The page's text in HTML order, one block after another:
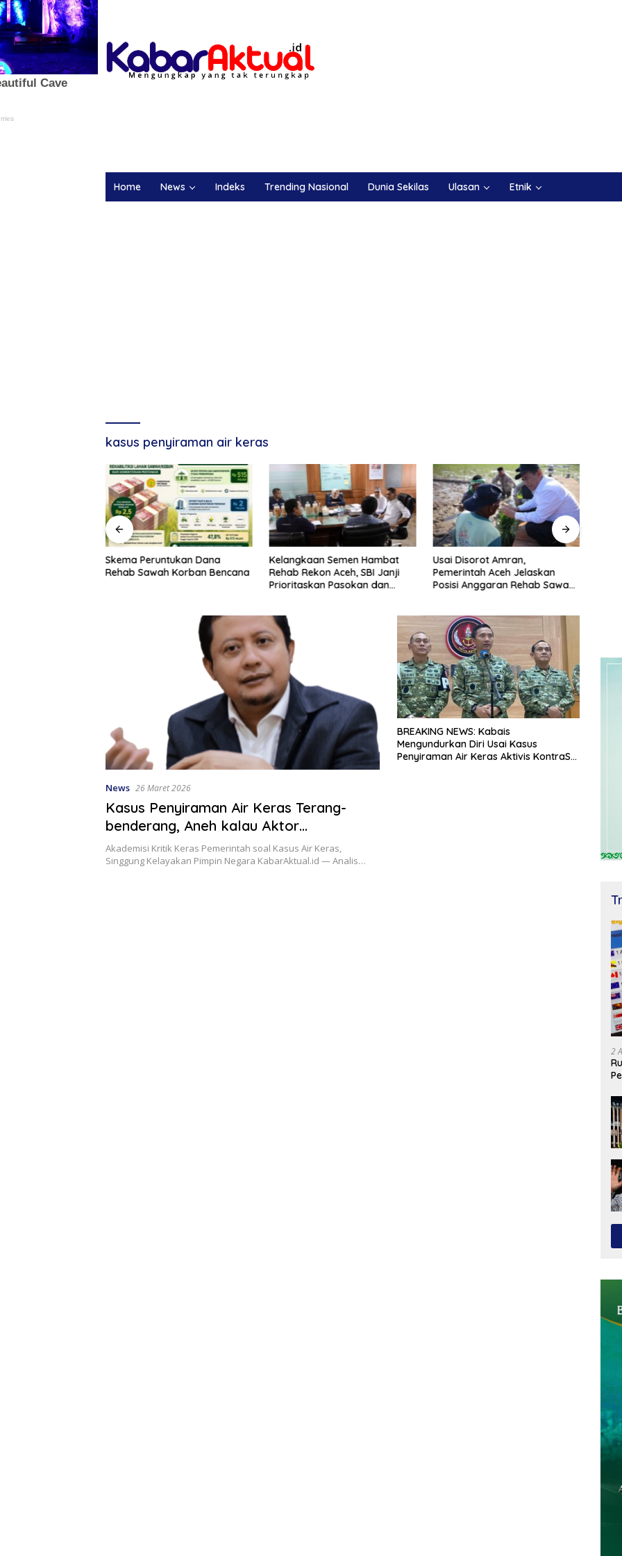
Home News Indeks Trending Nasional Dunia Sekilas Ulasan Etnik
kasus penyiraman air keras
Skema Peruntukan Dana
Rehab Sawah Korban Bencana
Kelangkaan Semen Hambat
Rehab Rekon Aceh, SBI Janji
Prioritaskan Pasokan dan
Usai Disorot Amran,
Pemerintah Aceh Jelaskan
Posisi Anggaran Rehab Sawah
News 26 Maret 2026
Kasus Penyiraman Air Keras Terang-
benderang, Aneh kalau Aktor
Intelektualnya tak Terungkap
Akademisi Kritik Keras Pemerintah soal Kasus Air Keras,
Singgung Kelayakan Pimpin Negara KabarAktual.id — Analis…
BREAKING NEWS: Kabais
Mengundurkan Diri Usai Kasus
Penyiraman Air Keras Aktivis KontraS
2